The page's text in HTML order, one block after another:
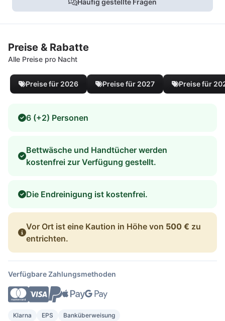
Preise & Rabatte
Alle Preise pro Nacht
Preise für 2026 Preise für 2027 Preise für
6 (+2) Personen
Bettwäsche und Handtücher werden
kostenfrei zur Verfügung gestellt.
Die Endreinigung ist kostenfrei.
Vor Ort ist eine Kaution in Höhe von 500 € zu
entrichten.
Verfügbare Zahlungsmethoden
Klarna EPS Banküberweisung